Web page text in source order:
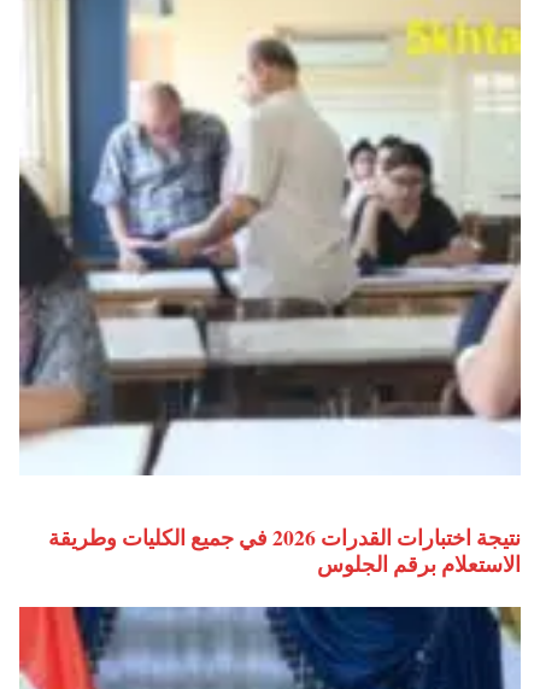
نتيجة اختبارات القدرات 2026 في جميع الكليات وطريقة
الاستعلام برقم الجلوس